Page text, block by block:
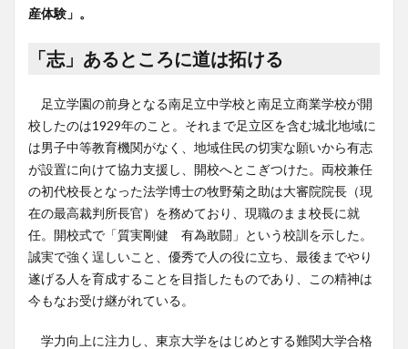
産体験」。
「志」あるところに道は拓ける
足立学園の前身となる南足立中学校と南足立商業学校が開
校したのは1929年のこと。それまで足立区を含む城北地域に
は男子中等教育機関がなく、地域住民の切実な願いから有志
が設置に向けて協力支援し、開校へとこぎつけた。両校兼任
の初代校長となった法学博士の牧野菊之助は大審院院長（現
在の最高裁判所長官）を務めており、現職のまま校長に就
任。開校式で「質実剛健 有為敢闘」という校訓を示した。
誠実で強く逞しいこと、優秀で人の役に立ち、最後までやり
遂げる人を育成することを目指したものであり、この精神は
今もなお受け継がれている。
学力向上に注力し、東京大学をはじめとする難関大学合格